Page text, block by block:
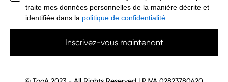
traite mes données personnelles de la manière décrite et
identifiée dans la politique de confidentialité
Inscrivez-vous maintenant